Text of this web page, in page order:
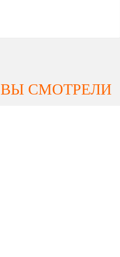
ВЫ СМОТРЕЛИ